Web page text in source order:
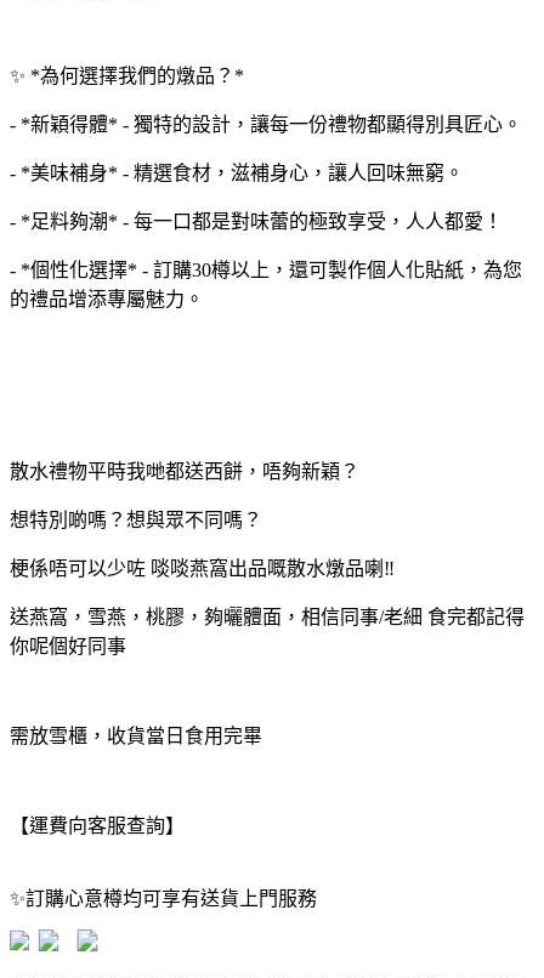
✨ *為何選擇我們的燉品？*
- *新穎得體* - 獨特的設計，讓每一份禮物都顯得別具匠心。
- *美味補身* - 精選食材，滋補身心，讓人回味無窮。
- *足料夠潮* - 每一口都是對味蕾的極致享受，人人都愛！
- *個性化選擇* - 訂購30樽以上，還可製作個人化貼紙，為您
的禮品增添專屬魅力。
散水禮物平時我哋都送西餅，唔夠新穎？
想特別啲嗎？想與眾不同嗎？
梗係唔可以少咗 啖啖燕窩出品嘅散水燉品喇‼️
送燕窩，雪燕，桃膠，夠曬體面，相信同事/老細 食完都記得
你呢個好同事
需放雪櫃，收貨當日食用完畢
【運費向客服查詢】
✨訂購心意樽均可享有送貨上門服務